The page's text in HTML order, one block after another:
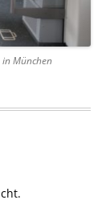
München